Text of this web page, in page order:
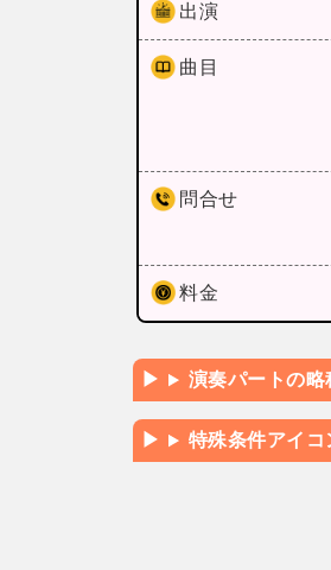
出演
曲目
問合せ
料金
演奏パートの略
特殊条件アイコ